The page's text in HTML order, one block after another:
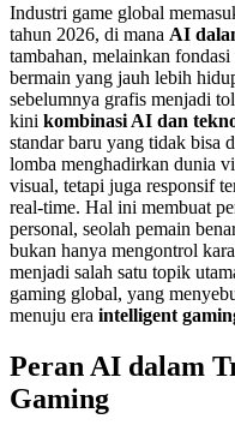
Industri game global
tahun 2026, di mana AI
tambahan, melainkan
bermain yang jauh lebih
sebelumnya grafis menjadi
kini kombinasi AI dan
standar baru yang tidak bisa
lomba menghadirkan dunia
visual, tetapi juga responsif
real-time. Hal ini membuat
personal, seolah pemain
bukan hanya mengontrol
menjadi salah satu topik
gaming global, yang
menuju era intelligent
Peran AI dalam
Gaming